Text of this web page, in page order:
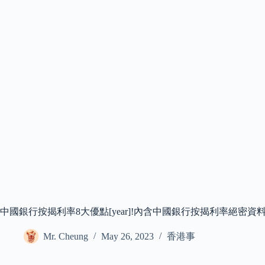
中國銀行按揭利率8大優點[year]!內含中國銀行按揭利率絕密資
Mr. Cheung May 26, 2023 香港事